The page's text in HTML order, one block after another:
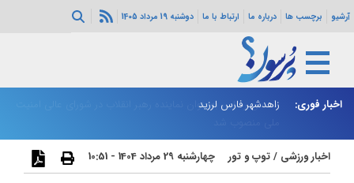
آرشیو برچسب ها درباره ما ارتباط با ما دوشنبه 19 مرداد 1405
اخبار فوری:
عالی امنیت زاهدشهر فارس لرزید
اخبار ورزشی /توپ و تور چهارشنبه 29 مرداد 1404 - 10:51